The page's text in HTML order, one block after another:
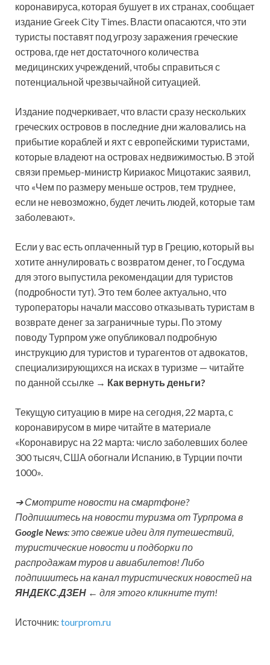
коронавируса, которая бушует в их странах, сообщает
издание Greek City Times. Власти опасаются, что эти
туристы поставят под угрозу заражения греческие
острова, где нет достаточного количества
медицинских учреждений, чтобы справиться с
потенциальной чрезвычайной ситуацией.
Издание подчеркивает, что власти сразу нескольких
греческих островов в последние дни жаловались на
прибытие кораблей и яхт с европейскими туристами,
которые владеют на островах недвижимостью. В этой
связи премьер-министр Кириакос Мицотакис заявил,
что «Чем по размеру меньше остров, тем труднее,
если не невозможно, будет лечить людей, которые там
заболевают».
Если у вас есть оплаченный тур в Грецию, который вы
хотите аннулировать с возвратом денег, то Госдума
для этого выпустила рекомендации для туристов
(подробности тут). Это тем более актуально, что
туроператоры начали массово отказывать туристам в
возврате денег за заграничные туры. По этому
поводу Турпром уже опубликовал подробную
инструкцию для туристов и турагентов от адвокатов,
специализирующихся на исках в туризме — читайте
по данной ссылке → Как вернуть деньги?
Текущую ситуацию в мире на сегодня, 22 марта, с
коронавирусом в мире читайте в материале
«Коронавирус на 22 марта: число заболевших более
300 тысяч, США обогнали Испанию, в Турции почти
1000».
➔ Смотрите новости на смартфоне?
Подпишитесь на новости туризма от Турпрома в
Google News: это свежие идеи для путешествий,
туристические новости и подборки по
распродажам туров и авиабилетов! Либо
подпишитесь на канал туристических новостей на
ЯНДЕКС.ДЗЕН ← для этого кликните тут!
Источник: tourprom.ru